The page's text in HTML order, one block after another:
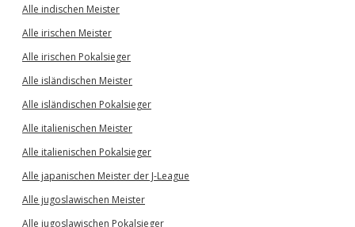
Alle indischen Meister
Alle irischen Meister
Alle irischen Pokalsieger
Alle isländischen Meister
Alle isländischen Pokalsieger
Alle italienischen Meister
Alle italienischen Pokalsieger
Alle japanischen Meister der J-League
Alle jugoslawischen Meister
Alle jugoslawischen Pokalsieger